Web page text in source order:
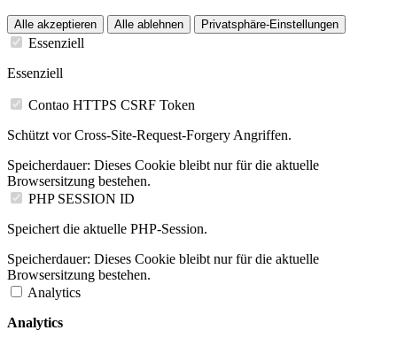
Alle akzeptieren Alle ablehnen Privatsphäre-Einstellungen
Essenziell
Essenziell
Contao HTTPS CSRF Token
Schützt vor Cross-Site-Request-Forgery Angriffen.
Speicherdauer: Dieses Cookie bleibt nur für die aktuelle
Browsersitzung bestehen.
PHP SESSION ID
Speichert die aktuelle PHP-Session.
Speicherdauer: Dieses Cookie bleibt nur für die aktuelle
Browsersitzung bestehen.
Analytics
Analytics